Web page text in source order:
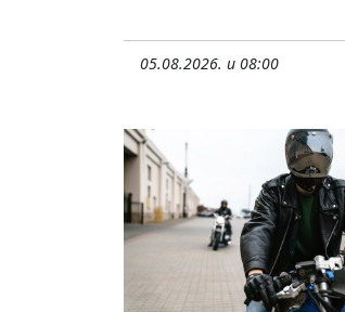
05.08.2026. u 08:00